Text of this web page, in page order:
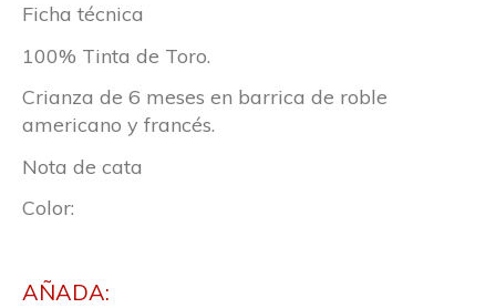
Ficha técnica
100% Tinta de Toro.
Crianza de 6 meses en barrica de roble
americano y francés.
Nota de cata
Color:
AÑADA: